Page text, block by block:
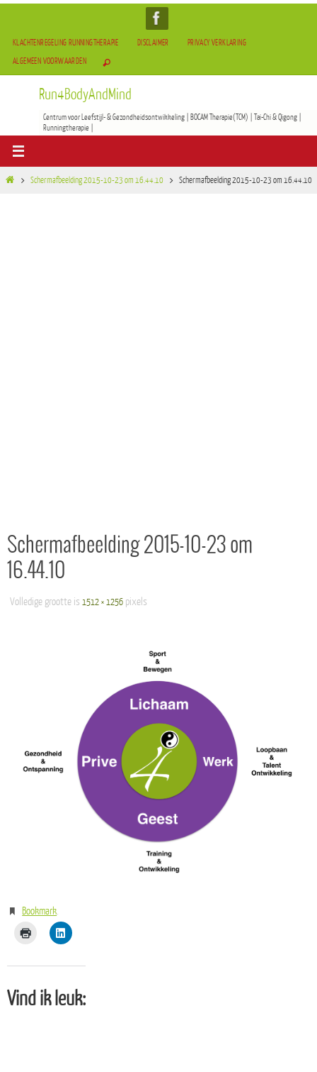
KLACHTENREGELING RUNNINGTHERAPIE DISCLAIMER
PRIVACY VERKLARING
ALGEMEEN VOORWAARDEN
Run4BodyAndMind
Centrum voor Leefstijl- & Gezondheidsontwikkeling | BOCAM Therapie(TCM) | Tai-Chi & Qigong |
Runningtherapie |
Schermafbeelding 2015-10-23 om 16.44.10 Schermafbeelding 2015-10-23 om 16.44.10
Schermafbeelding 2015-10-23 om
16.44.10
Volledige grootte is 1512 × 1256 pixels
Bookmark.
Vind ik leuk: